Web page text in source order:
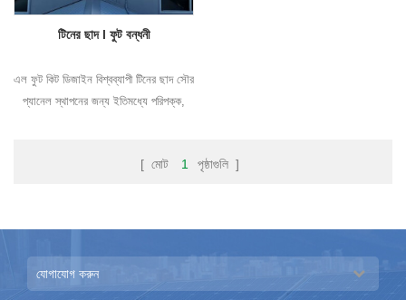
টিনের ছাদ l ফুট বন্ধনী
এল ফুট কিট ডিজাইন বিশ্বব্যাপী টিনের ছাদ সৌর
প্যানেল স্থাপনের জন্য ইতিমধ্যে পরিপক্ক,
[ মোট 1 পৃষ্ঠাগুলি ]
যোগাযোগ করুন